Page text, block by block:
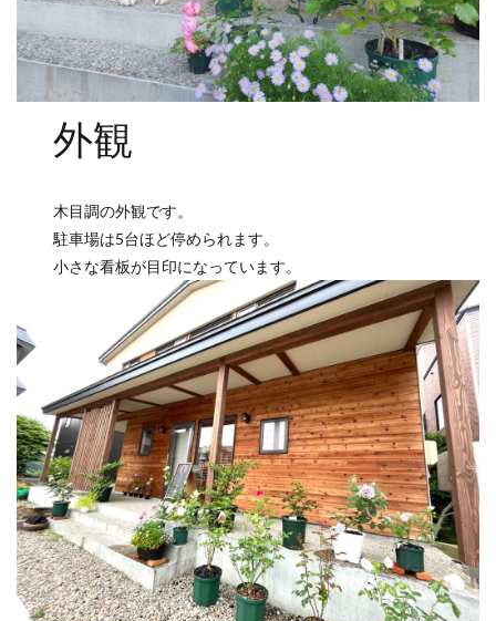
外観
木目調の外観です。
駐車場は5台ほど停められます。
小さな看板が目印になっています。